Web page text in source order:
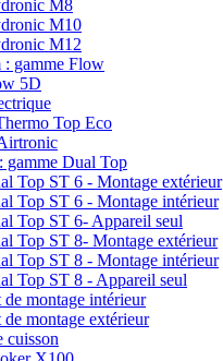
M8
M10
M12
: gamme Flow
5D
Top Eco
gamme Dual Top
Top ST 6 - Montage extérieur
Top ST 6 - Montage intérieur
Top ST 6- Appareil seul
Top ST 8- Montage extérieur
Top ST 8 - Montage intérieur
Top ST 8 - Appareil seul
montage intérieur
montage extérieur
cuisson